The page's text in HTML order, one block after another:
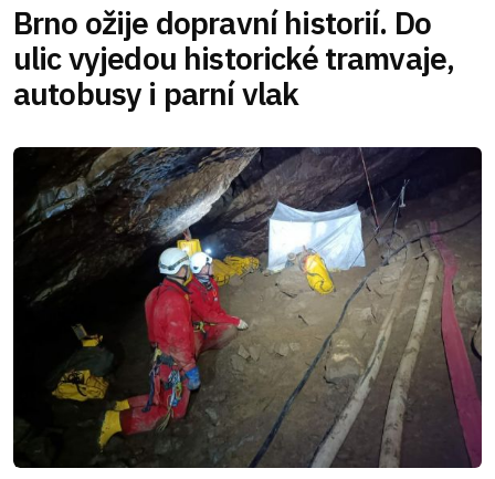
Brno ožije dopravní historií. Do
ulic vyjedou historické tramvaje,
autobusy i parní vlak